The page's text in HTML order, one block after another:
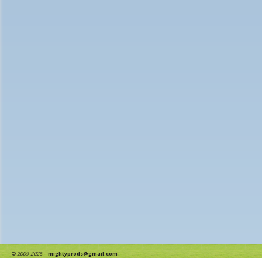
©2009-2026
mightyprods@gmail.com